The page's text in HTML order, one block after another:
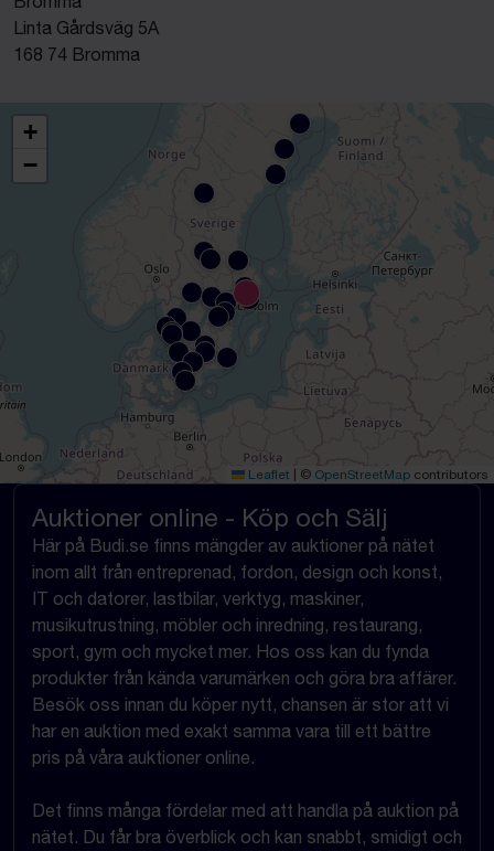
Linta Gårdsväg 5A
168 74 Bromma
+
−
Leaflet © OpenStreetMap contributors
Auktioner online - Köp och Sälj
Här på Budi.se finns mängder av auktioner på nätet
inom allt från entreprenad, fordon, design och konst,
IT och datorer, lastbilar, verktyg, maskiner,
musikutrustning, möbler och inredning, restaurang,
sport, gym och mycket mer. Hos oss kan du fynda
produkter från kända varumärken och göra bra affärer.
Besök oss innan du köper nytt, chansen är stor att vi
har en auktion med exakt samma vara till ett bättre
pris på våra auktioner online.
Det finns många fördelar med att handla på auktion på
nätet. Du får bra överblick och kan snabbt, smidigt och